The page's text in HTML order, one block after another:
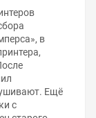
в
Ещё
с